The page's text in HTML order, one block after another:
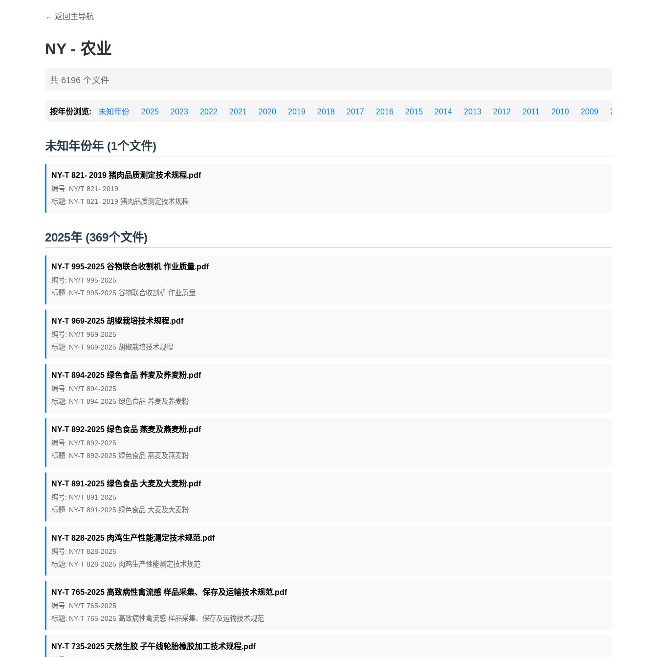
← 返回主导航
NY - 农业
共 6196 个文件
按年份浏览: 未知年份 2025 2023 2022 2021 2020 2019 2018 2017 2016 2015 2014 2013 2012 2011 2010 2009 2008
未知年份年 (1个文件)
NY-T 821- 2019 猪肉品质测定技术规程.pdf
编号: NY/T 821- 2019
标题: NY-T 821- 2019 猪肉品质测定技术规程
2025年 (369个文件)
NY-T 995-2025 谷物联合收割机 作业质量.pdf
编号: NY/T 995-2025
标题: NY-T 995-2025 谷物联合收割机 作业质量
NY-T 969-2025 胡椒栽培技术规程.pdf
编号: NY/T 969-2025
标题: NY-T 969-2025 胡椒栽培技术规程
NY-T 894-2025 绿色食品 荞麦及荞麦粉.pdf
编号: NY/T 894-2025
标题: NY-T 894-2025 绿色食品 荞麦及荞麦粉
NY-T 892-2025 绿色食品 燕麦及燕麦粉.pdf
编号: NY/T 892-2025
标题: NY-T 892-2025 绿色食品 燕麦及燕麦粉
NY-T 891-2025 绿色食品 大麦及大麦粉.pdf
编号: NY/T 891-2025
标题: NY-T 891-2025 绿色食品 大麦及大麦粉
NY-T 828-2025 肉鸡生产性能测定技术规范.pdf
编号: NY/T 828-2025
标题: NY-T 828-2025 肉鸡生产性能测定技术规范
NY-T 765-2025 高致病性禽流感 样品采集、保存及运输技术规范.pdf
编号: NY/T 765-2025
标题: NY-T 765-2025 高致病性禽流感 样品采集、保存及运输技术规范
NY-T 735-2025 天然生胶 子午线轮胎橡胶加工技术规程.pdf